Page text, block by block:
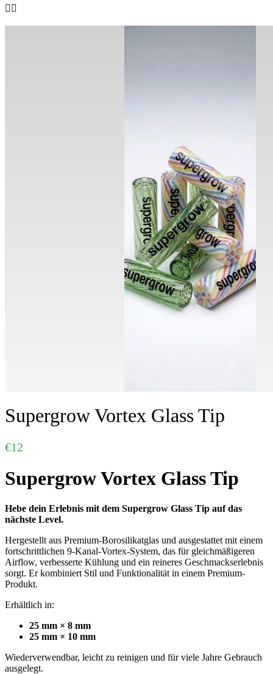
Supergrow Vortex Glass Tip
€12
Supergrow Vortex Glass Tip
Hebe dein Erlebnis mit dem Supergrow Glass Tip auf das
nächste Level.
Hergestellt aus Premium-Borosilikatglas und ausgestattet mit einem
fortschrittlichen 9-Kanal-Vortex-System, das für gleichmäßigeren
Airflow, verbesserte Kühlung und ein reineres Geschmackserlebnis
sorgt. Er kombiniert Stil und Funktionalität in einem Premium-
Produkt.
Erhältlich in:
25 mm × 8 mm
25 mm × 10 mm
Wiederverwendbar, leicht zu reinigen und für viele Jahre Gebrauch
ausgelegt.